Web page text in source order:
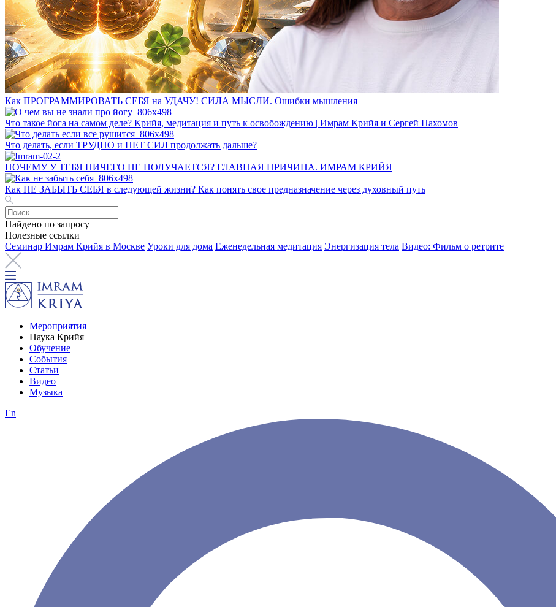
Как ПРОГРАММИРОВАТЬ СЕБЯ на УДАЧУ! СИЛА МЫСЛИ. Ошибки мышления
Что такое йога на самом деле? Крийя, медитация и путь к освобождению | Имрам Крийя и Сергей Пахомов
Что делать, если ТРУДНО и НЕТ СИЛ продолжать дальше?
ПОЧЕМУ У ТЕБЯ НИЧЕГО НЕ ПОЛУЧАЕТСЯ? ГЛАВНАЯ ПРИЧИНА. ИМРАМ КРИЙЯ
Как НЕ ЗАБЫТЬ СЕБЯ в следующей жизни? Как понять свое предназначение через духовный путь
Найдено по запросу
Полезные ссылки
Семинар Имрам Крийя в Москве Уроки для дома Еженедельная медитация Энергизация тела Видео: Фильм о ретрите
Мероприятия
Наука Крийя
Обучение
События
Статьи
Видео
Музыка
En